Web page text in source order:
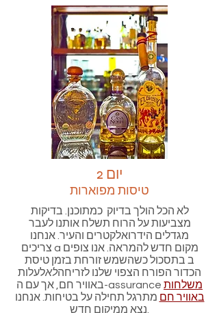
יום 2
טיסות מפוארות
לא הכל הולך בדיוק כמתוכנן. בדיקות
מצביעות על הרוח תשלח אותנו לעבר
מגדלים הידרואלקטרים והעיר. אנחנו
צריכים a מקום חדש להמראה. אנו צופים
ב בתסכול כשהשמש זורחת בזמן טיסת
הכדור הפורח הצפוי שלנו לזריחהלאלעלות
באוויר חם, אך עם ה-assurance משלחות
באוויר חם מתרגל תחילה על בטיחות. אנחנו